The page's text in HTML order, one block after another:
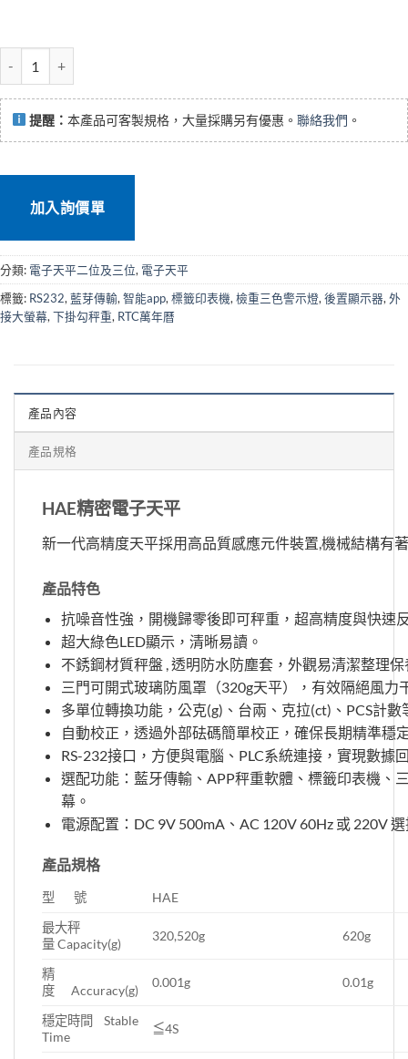
提醒： 本產品可客製規格，大量採購另有優惠。 聯絡我們 。
加入詢價單
分類: 電子天平二位及三位, 電子天平
標籤: RS232,藍芽傳輸,智能app,標籤印表機,檢重三色警示燈,後置顯示器,外
接大螢幕,下掛勾秤重, RTC萬年曆
產品內容
產品規格
HAE精密電子天平
新一代高精度天平採用高品質感應元件裝置,機械結構有
產品特色
抗噪音性強，開機歸零後即可秤重，超高精度與快速
超大綠色LED顯示，清晰易讀。
不銹鋼材質秤盤 , 透明防水防塵套，外觀易清潔整理保
三門可開式玻璃防風罩（320g天平），有效隔絕風
多單位轉換功能，公克(g)、台兩、克拉(ct)、PCS計
自動校正，透過外部砝碼簡單校正，確保長期精準穩
RS-232接口，方便與電腦、PLC系統連接，實現數據
選配功能：藍牙傳輸、APP秤重軟體、標籤印表機、
幕。
電源配置：DC 9V 500mA、AC 120V 60Hz 或 220V
產品規格
型 號
HAE
最大秤
量 Capacity(g)
320,520g 620g
精
度 Accuracy(g)
0.001g 0.01g
穩定時間 Stable
Time
≦4S